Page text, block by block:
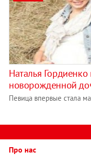
Наталья
новорожденной
Певица впервые стала
Про нас